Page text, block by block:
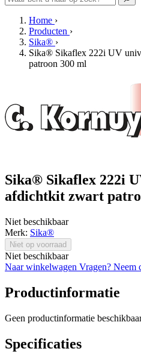
Home ›
Producten ›
Sika® ›
Sika® Sikaflex 222i UV
patroon 300 ml
Sika® Sikaflex 222i
afdichtkit zwart
Niet beschikbaar
Merk: Sika®
Niet op voorraad
Niet beschikbaar
Naar winkelwagen Vragen? Neem
Productinformatie
Geen productinformatie
Specificaties